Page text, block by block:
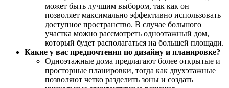
может быть лучшим выбором, так как он
позволяет максимально эффективно использовать
доступное пространство. В случае большого
участка можно рассмотреть одноэтажный дом,
который будет располагаться на большей площади.
Какие у вас предпочтения по дизайну и планировке?
Одноэтажные дома предлагают более открытые и
просторные планировки, тогда как двухэтажные
позволяют четко разделить зоны и создать